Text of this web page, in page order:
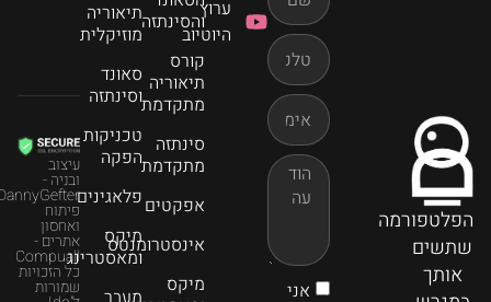
הפלטפורמה
שתשים
אותך
והסינתזה
קורס
תיאוריה
מתקדמת
סינתזה
מתקדמת
אפקטים
אינסטרומנטס
מיקס
תיאוריה
מוזיקלית
סאונד
וסינתזה
טכניקות
הפקה
פלאגינים
מיקס
ומאסטרינג
ערוץ
היוטיוב
אני
כל הזכויות
שמורות
עיצוב
ובניה -
פיתוח
ואחסון
אתרים -
Compuall